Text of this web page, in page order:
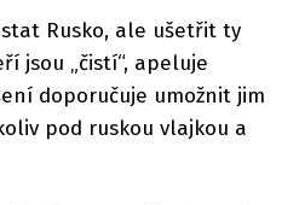
Rusko, ale ušetřit ty
jsou „čistí“, apeluje
doporučuje umožnit jim
pod ruskou vlajkou a